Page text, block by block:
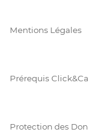
Mentions Légales
Prérequis
Protection des